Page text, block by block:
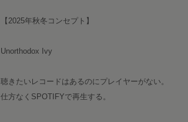
【2025年秋冬コンセプト】
Unorthodox Ivy
聴きたいレコードはあるのにプレイヤーがない。
仕方なくSPOTIFYで再生する。